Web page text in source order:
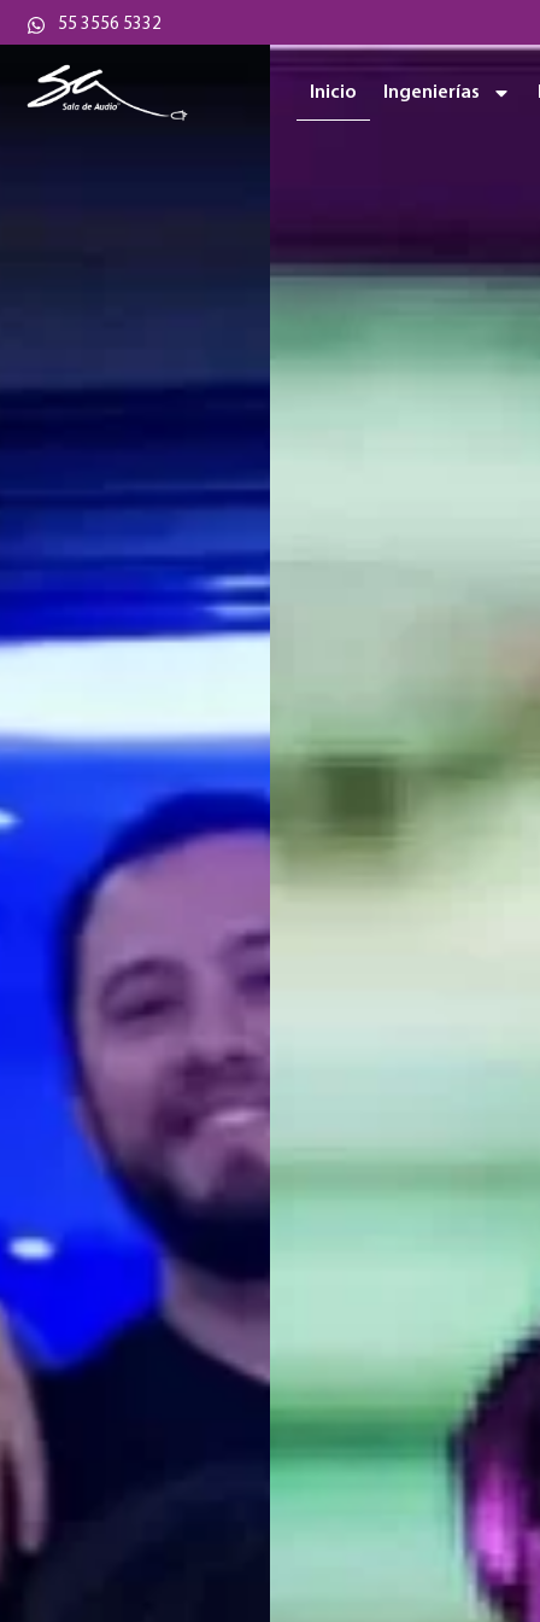
55 3556 5332
Inicio Ingenierías